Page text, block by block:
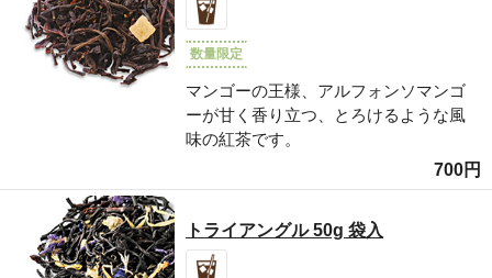
数量限定
マンゴーの王様、アルフォンソマンゴ
ーが甘く香り立つ、とろけるような風
味の紅茶です。
700円
トライアングル 50g 袋入